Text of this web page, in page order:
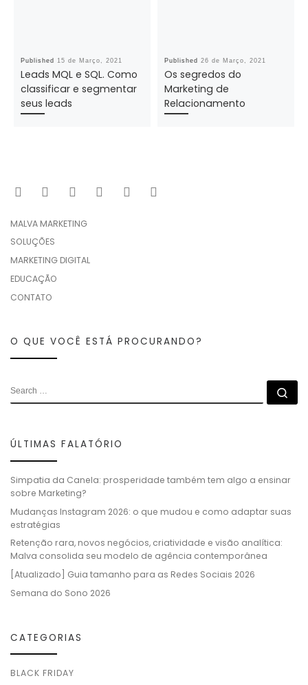
Published 15 de Março, 2021
Leads MQL e SQL. Como
classificar e segmentar
seus leads
Published26 de Março, 2021
Os segredos do
Marketing de
Relacionamento
MALVA MARKETING
SOLUÇÕES
MARKETING DIGITAL
EDUCAÇÃO
CONTATO
O QUE VOCÊ ESTÁ PROCURANDO?
ÚLTIMAS FALATÓRIO
Simpatia da Canela: prosperidade também tem algo a ensinar
sobre Marketing?
Mudanças Instagram 2026: o que mudou e como adaptar suas
estratégias
Retenção rara, novos negócios, criatividade e visão analítica:
Malva consolida seu modelo de agência contemporânea
[Atualizado] Guia tamanho para as Redes Sociais 2026
Semana do Sono 2026
CATEGORIAS
BLACK FRIDAY